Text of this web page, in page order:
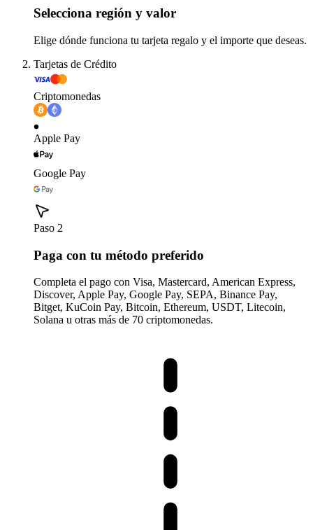
Selecciona región y valor
Elige dónde funciona tu tarjeta regalo y el importe que deseas.
Tarjetas de Crédito
Criptomonedas
Apple Pay
Google Pay
Paso 2
Paga con tu método preferido
Completa el pago con Visa, Mastercard, American Express,
Discover, Apple Pay, Google Pay, SEPA, Binance Pay,
Bitget, KuCoin Pay, Bitcoin, Ethereum, USDT, Litecoin,
Solana u otras más de 70 criptomonedas.